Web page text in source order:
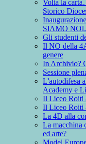
Volta la
Storico
SIAMO
Gli studenti
Il NO della
genere
In Archivio?
Sessione
L'autodifesa
Academy e
Il Liceo Roiti
Il Liceo Roiti
La 4D alla
La macchina
ed arte?